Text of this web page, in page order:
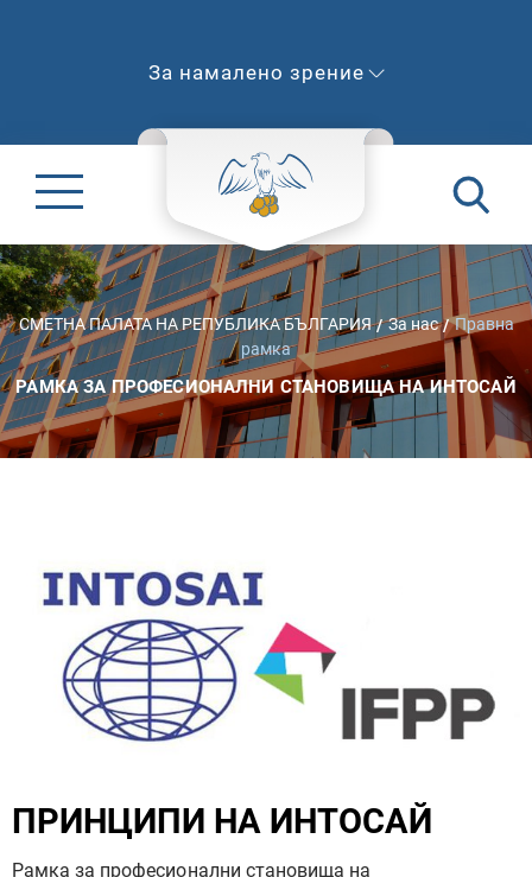
За намалено зрение
СМЕТНА ПАЛАТА НА РЕПУБЛИКА БЪЛГАРИЯ За нас
Правна
рамка
РАМКА ЗА ПРОФЕСИОНАЛНИ СТАНОВИЩА НА ИНТОСАЙ
ПРИНЦИПИ НА ИНТОСАЙ
Рамка за професионални становища на